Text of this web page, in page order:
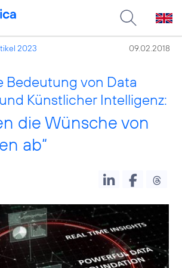
2023 09.02.2018
Bedeutung von Data
Künstlicher Intelligenz:
die Wünsche von
ab“